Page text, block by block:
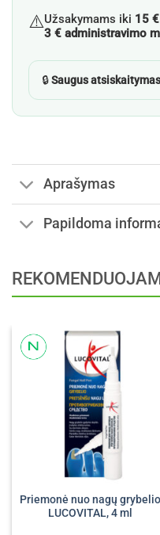
⚠️Užsakymams iki 15 €
3 € administravimo
🔒Saugus
Aprašymas
Papildoma
Priemonė nuo nagų grybelio
LUCOVITAL, 4 ml